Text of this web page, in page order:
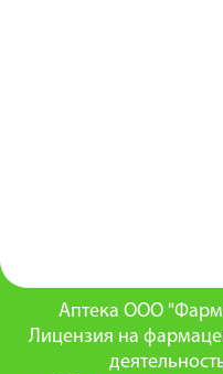
Аптека ООО
Лицензия на